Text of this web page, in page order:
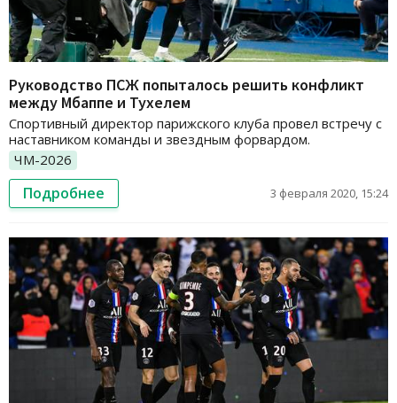
Руководство ПСЖ попыталось решить конфликт
между Мбаппе и Тухелем
Спортивный директор парижского клуба провел встречу с
наставником команды и звездным форвардом.
ЧМ-2026
Подробнее 3 февраля 2020, 15:24